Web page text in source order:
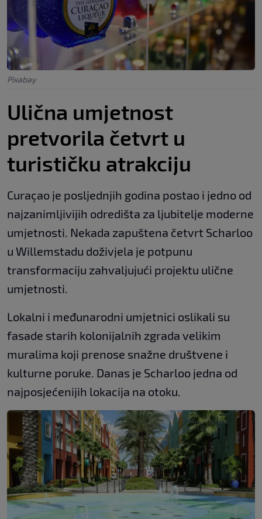
Pixabay
Ulična umjetnost
pretvorila četvrt u
turističku atrakciju
Curaçao je posljednjih godina postao i jedno od
najzanimljivijih odredišta za ljubitelje moderne
umjetnosti. Nekada zapuštena četvrt Scharloo
u Willemstadu doživjela je potpunu
transformaciju zahvaljujući projektu ulične
umjetnosti.
Lokalni i međunarodni umjetnici oslikali su
fasade starih kolonijalnih zgrada velikim
muralima koji prenose snažne društvene i
kulturne poruke. Danas je Scharloo jedna od
najposjećenijih lokacija na otoku.